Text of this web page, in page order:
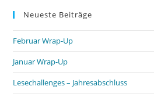
Neueste Beiträge
Februar Wrap-Up
Januar Wrap-Up
Lesechallenges – Jahresabschluss